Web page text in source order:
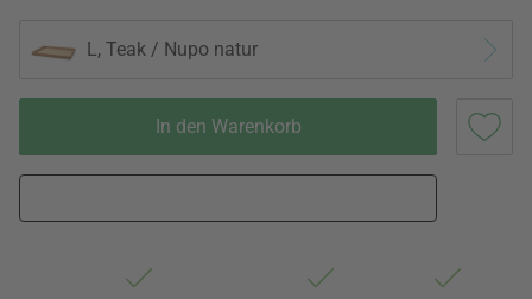
L, Teak / Nupo natur
In den Warenkorb